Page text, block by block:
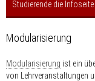
Studierende die Infoseite
Modularisierung
Modularisierung ist ein
von Lehrveranstaltungen